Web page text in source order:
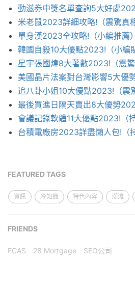
動滋券中獎名單查詢5大好處
米老鼠2023詳細攻略!（震驚真相
單身漢2023全攻略!（小編推薦）
韓國自殺10大優點2023!（小編
星宇張國煒8大著數2023!（震驚
美國晶片法案對台灣影響5大優
追八卦小姐10大優點2023!（震
最後買進日隔天賣出8大優勢
會議記錄軟體11大優點2023!（
台積電廠房2023詳盡懶人包!（
FEATURED TAGS
資訊 冷知識 特色內容 潮流
FRIENDS
FCAS 28 Mortgage SEO公司